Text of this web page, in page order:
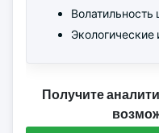
Получите